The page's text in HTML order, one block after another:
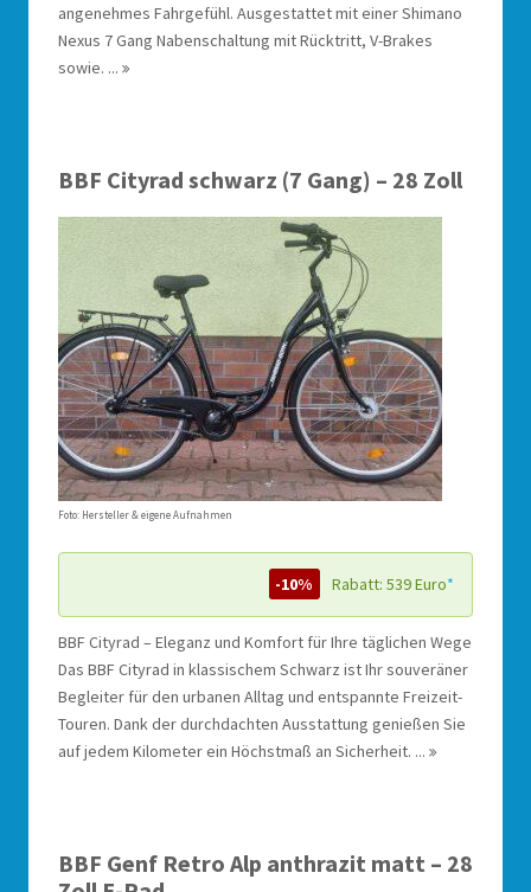
angenehmes Fahrgefühl. Ausgestattet mit einer Shimano
Nexus 7 Gang Nabenschaltung mit Rücktritt, V-Brakes
sowie. ...
BBF Cityrad schwarz (7 Gang) – 28 Zoll
Foto: Hersteller & eigene Aufnahmen
-10% Rabatt: 539 Euro*
BBF Cityrad – Eleganz und Komfort für Ihre täglichen Wege
Das BBF Cityrad in klassischem Schwarz ist Ihr souveräner
Begleiter für den urbanen Alltag und entspannte Freizeit-
Touren. Dank der durchdachten Ausstattung genießen Sie
auf jedem Kilometer ein Höchstmaß an Sicherheit. ...
BBF Genf Retro Alp anthrazit matt – 28